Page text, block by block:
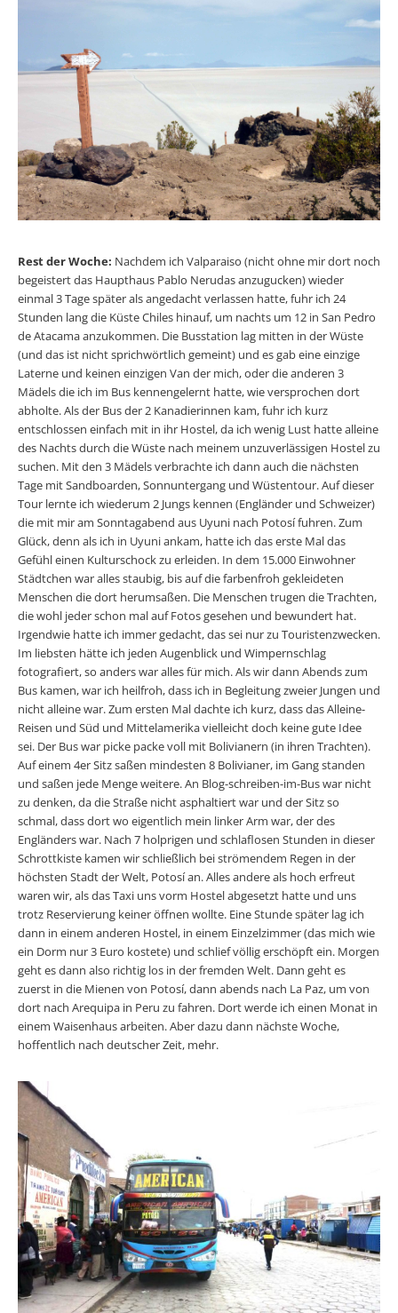
Rest der Woche: Nachdem ich Valparaiso (nicht ohne mir dort noch
begeistert das Haupthaus Pablo Nerudas anzugucken) wieder
einmal 3 Tage später als angedacht verlassen hatte, fuhr ich 24
Stunden lang die Küste Chiles hinauf, um nachts um 12 in San Pedro
de Atacama anzukommen. Die Busstation lag mitten in der Wüste
(und das ist nicht sprichwörtlich gemeint) und es gab eine einzige
Laterne und keinen einzigen Van der mich, oder die anderen 3
Mädels die ich im Bus kennengelernt hatte, wie versprochen dort
abholte. Als der Bus der 2 Kanadierinnen kam, fuhr ich kurz
entschlossen einfach mit in ihr Hostel, da ich wenig Lust hatte alleine
des Nachts durch die Wüste nach meinem unzuverlässigen Hostel zu
suchen. Mit den 3 Mädels verbrachte ich dann auch die nächsten
Tage mit Sandboarden, Sonnuntergang und Wüstentour. Auf dieser
Tour lernte ich wiederum 2 Jungs kennen (Engländer und Schweizer)
die mit mir am Sonntagabend aus Uyuni nach Potosí fuhren. Zum
Glück, denn als ich in Uyuni ankam, hatte ich das erste Mal das
Gefühl einen Kulturschock zu erleiden. In dem 15.000 Einwohner
Städtchen war alles staubig, bis auf die farbenfroh gekleideten
Menschen die dort herumsaßen. Die Menschen trugen die Trachten,
die wohl jeder schon mal auf Fotos gesehen und bewundert hat.
Irgendwie hatte ich immer gedacht, das sei nur zu Touristenzwecken.
Im liebsten hätte ich jeden Augenblick und Wimpernschlag
fotografiert, so anders war alles für mich. Als wir dann Abends zum
Bus kamen, war ich heilfroh, dass ich in Begleitung zweier Jungen und
nicht alleine war. Zum ersten Mal dachte ich kurz, dass das Alleine-
Reisen und Süd und Mittelamerika vielleicht doch keine gute Idee
sei. Der Bus war picke packe voll mit Bolivianern (in ihren Trachten).
Auf einem 4er Sitz saßen mindesten 8 Bolivianer, im Gang standen
und saßen jede Menge weitere. An Blog-schreiben-im-Bus war nicht
zu denken, da die Straße nicht asphaltiert war und der Sitz so
schmal, dass dort wo eigentlich mein linker Arm war, der des
Engländers war. Nach 7 holprigen und schlaflosen Stunden in dieser
Schrottkiste kamen wir schließlich bei strömendem Regen in der
höchsten Stadt der Welt, Potosí an. Alles andere als hoch erfreut
waren wir, als das Taxi uns vorm Hostel abgesetzt hatte und uns
trotz Reservierung keiner öffnen wollte. Eine Stunde später lag ich
dann in einem anderen Hostel, in einem Einzelzimmer (das mich wie
ein Dorm nur 3 Euro kostete) und schlief völlig erschöpft ein. Morgen
geht es dann also richtig los in der fremden Welt. Dann geht es
zuerst in die Mienen von Potosí, dann abends nach La Paz, um von
dort nach Arequipa in Peru zu fahren. Dort werde ich einen Monat in
einem Waisenhaus arbeiten. Aber dazu dann nächste Woche,
hoffentlich nach deutscher Zeit, mehr.